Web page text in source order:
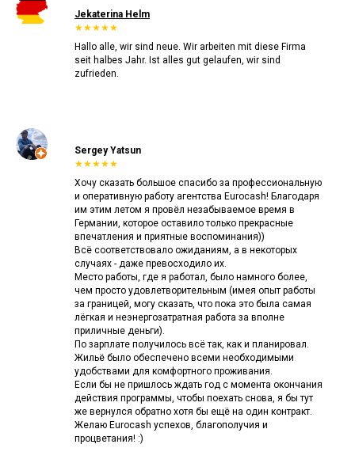
Jekaterina Helm
★★★★★
Hallo alle, wir sind neue. Wir arbeiten mit diese Firma
seit halbes Jahr. Ist alles gut gelaufen, wir sind
zufrieden.
Sergey Yatsun
★★★★★
Хочу сказать большое спасибо за профессиональную
и оперативную работу агентства Eurocash! Благодаря
им этим летом я провёл незабываемое время в
Германии, которое оставило только прекрасные
впечатления и приятные воспоминания))
Всё соответствовало ожиданиям, а в некоторых
случаях - даже превосходило их.
Место работы, где я работал, было намного более,
чем просто удовлетворительным (имея опыт работы
за границей, могу сказать, что пока это была самая
лёгкая и неэнергозатратная работа за вполне
приличные деньги).
По зарплате получилось всё так, как и планировал.
Жильё было обеспечено всеми необходимыми
удобствами для комфортного проживания.
Если бы не пришлось ждать год с момента окончания
действия программы, чтобы поехать снова, я бы тут
же вернулся обратно хотя бы ещё на один контракт.
Желаю Eurocash успехов, благополучия и
процветания! :)